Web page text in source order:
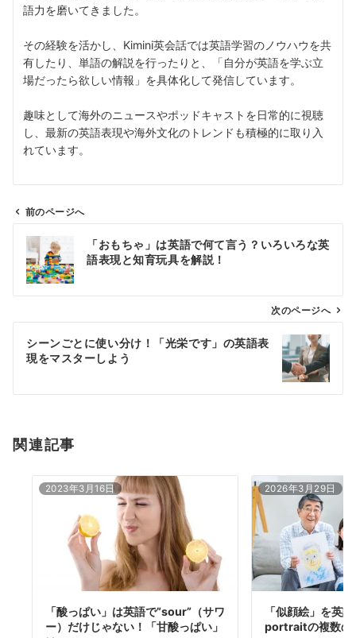
語力を磨いてきました。
その経験を活かし、Kimini英会話では英語学習のノウハウを共
有したり、単語の解説を行ったりと、「自分が英語を学ぶ立
場だったら欲しい情報」を具体化して発信しています。
趣味として海外のニュースやポッドキャストを日常的に視聴
し、最新の英語表現や海外文化のトレンドも積極的に取り入
れています。
ン
前のページへ
「おもちゃ」は英語で何て言う？いろいろな英
語表現と知育玩具を解説！
次のページへ
シーンごとに使い分け！「光栄です」の英語表
現をマスターしよう
関連記事
2023年3月16日
「酸っぱい」は英語で”sour”（サワ
ー）だけじゃない！「甘酸っぱい」
2026年3月29日
「似顔絵」を英
portraitの複数の